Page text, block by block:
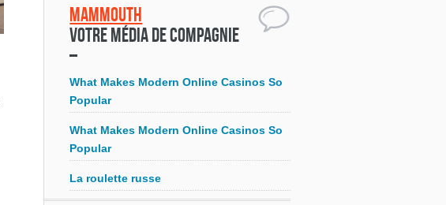
Mammouth
Votre média de compagnie
What Makes Modern Online Casinos So
Popular
What Makes Modern Online Casinos So
Popular
La roulette russe